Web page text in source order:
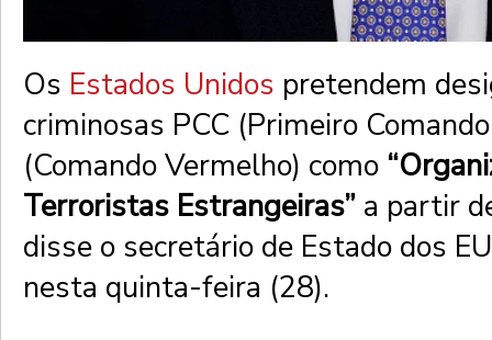
Os Estados Unidos pretendem
criminosas PCC (Primeiro
(Comando Vermelho) como
Terroristas Estrangeiras” a partir
disse o secretário de Estado dos
nesta quinta-feira (28).